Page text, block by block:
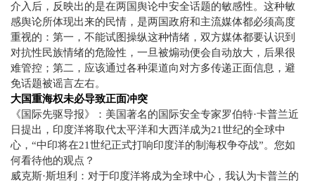
介入后，反映出的是在两国舆论中安全话题的敏感性。这种敏
感舆论所体现出来的民情，是两国政府和主流媒体都必须高度
重视的：第一，不能试图操纵这种情绪，双方媒体都要认识到
对抗性民族情绪的危险性，一旦被煽动便会自动放大，后果很
难管控；第二，应该通过各种渠道向对方多传递正面信息，避
免话题被谣言左右。
大国重海权未必导致正面冲突
《国际先驱导报》：美国著名的国际安全专家罗伯特·卡普兰近
日提出，印度洋将取代太平洋和大西洋成为21世纪的全球中
心，“中印将在21世纪正式打响印度洋的制海权争夺战”。您如
何看待他的观点？
威克斯·斯坦利：对于印度洋将成为全球中心，我认为卡普兰的